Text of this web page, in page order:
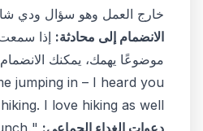
خارج العمل وهو سؤال ودي
الانضمام إلى محادثة: إذا
jumping in – I heard you
I love hiking as well."
دعوات الغداء الجماعي: